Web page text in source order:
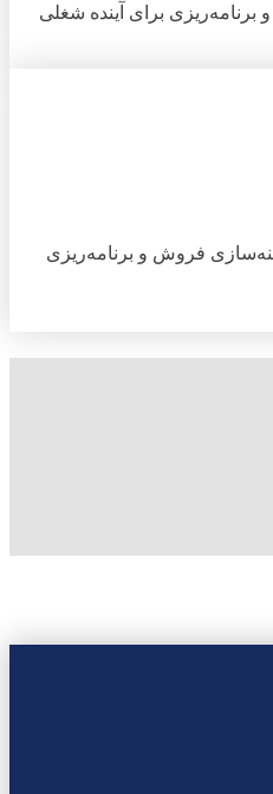
برنامه‌ریزی برای آینده شغلی
فروش و برنامه‌ریزی